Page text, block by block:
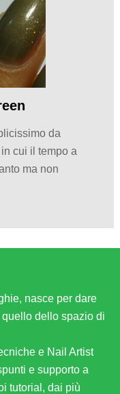
da
cui il tempo a
ma non
nasce per dare
dello spazio di
e Nail Artist
e supporto a
tutorial, dai più